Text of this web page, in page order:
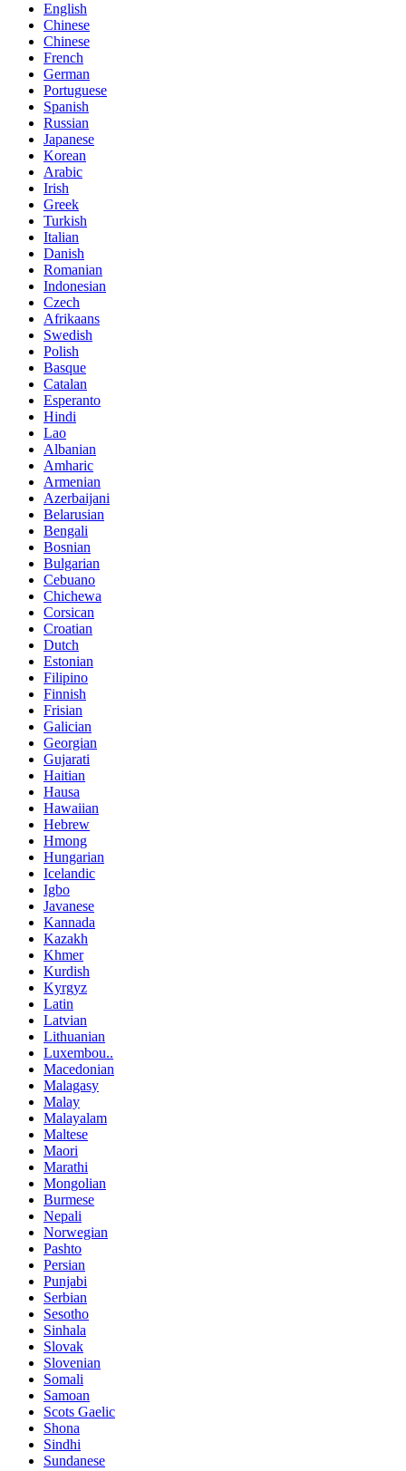
English
Chinese
Chinese
French
German
Portuguese
Spanish
Russian
Japanese
Korean
Arabic
Irish
Greek
Turkish
Italian
Danish
Romanian
Indonesian
Czech
Afrikaans
Swedish
Polish
Basque
Catalan
Esperanto
Hindi
Lao
Albanian
Amharic
Armenian
Azerbaijani
Belarusian
Bengali
Bosnian
Bulgarian
Cebuano
Chichewa
Corsican
Croatian
Dutch
Estonian
Filipino
Finnish
Frisian
Galician
Georgian
Gujarati
Haitian
Hausa
Hawaiian
Hebrew
Hmong
Hungarian
Icelandic
Igbo
Javanese
Kannada
Kazakh
Khmer
Kurdish
Kyrgyz
Latin
Latvian
Lithuanian
Luxembou..
Macedonian
Malagasy
Malay
Malayalam
Maltese
Maori
Marathi
Mongolian
Burmese
Nepali
Norwegian
Pashto
Persian
Punjabi
Serbian
Sesotho
Sinhala
Slovak
Slovenian
Somali
Samoan
Scots Gaelic
Shona
Sindhi
Sundanese